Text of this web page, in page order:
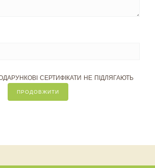
СЕРТИФІКАТИ НЕ ПІДЛЯГАЮТЬ